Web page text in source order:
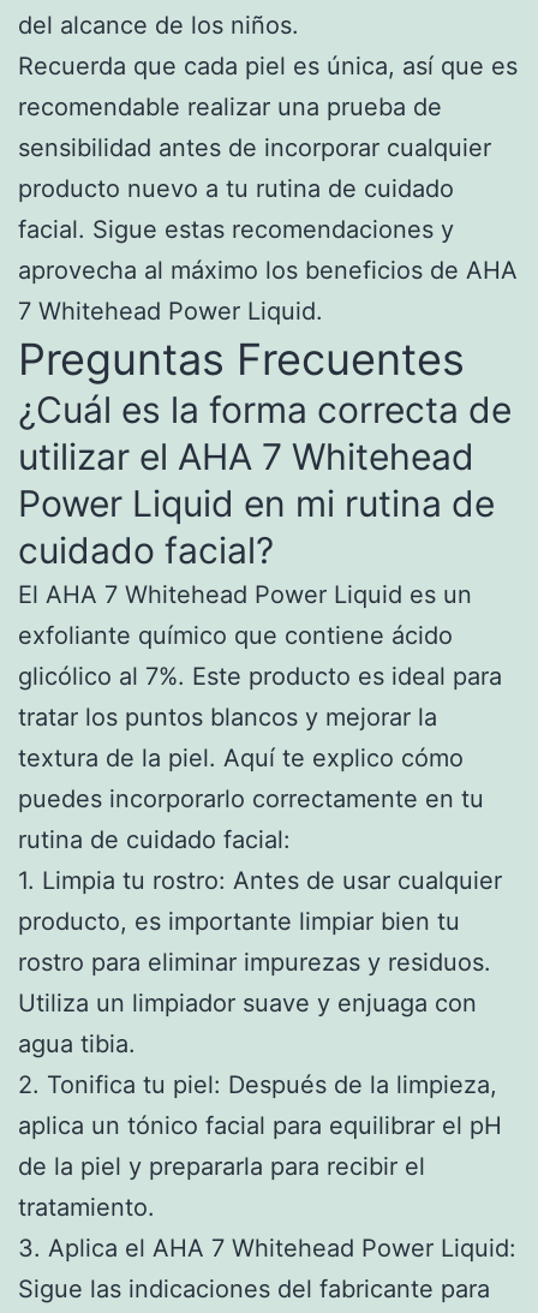
del alcance de los niños.
Recuerda que cada piel es única, así que es
recomendable realizar una prueba de
sensibilidad antes de incorporar cualquier
producto nuevo a tu rutina de cuidado
facial. Sigue estas recomendaciones y
aprovecha al máximo los beneficios de AHA
7 Whitehead Power Liquid.
Preguntas Frecuentes
¿Cuál es la forma correcta de
utilizar el AHA 7 Whitehead
Power Liquid en mi rutina de
cuidado facial?
El AHA 7 Whitehead Power Liquid es un
exfoliante químico que contiene ácido
glicólico al 7%. Este producto es ideal para
tratar los puntos blancos y mejorar la
textura de la piel. Aquí te explico cómo
puedes incorporarlo correctamente en tu
rutina de cuidado facial:
1. Limpia tu rostro: Antes de usar cualquier
producto, es importante limpiar bien tu
rostro para eliminar impurezas y residuos.
Utiliza un limpiador suave y enjuaga con
agua tibia.
2. Tonifica tu piel: Después de la limpieza,
aplica un tónico facial para equilibrar el pH
de la piel y prepararla para recibir el
tratamiento.
3. Aplica el AHA 7 Whitehead Power Liquid:
Sigue las indicaciones del fabricante para